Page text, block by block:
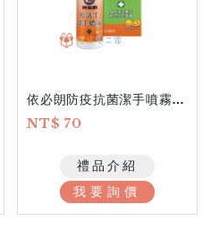
依必朗防疫抗菌潔手噴霧60ml
NT$ 70
禮品介紹
我要詢價